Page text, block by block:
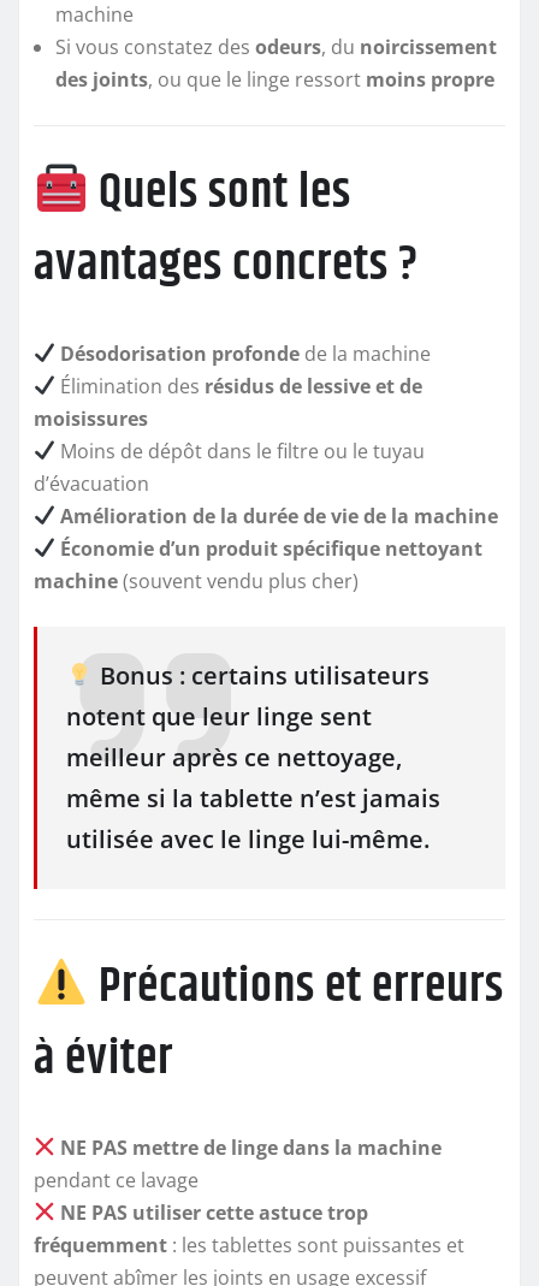
machine
Si vous constatez des odeurs, du noircissement
des joints, ou que le linge ressort moins propre
Quels sont les
avantages concrets ?
Désodorisation profonde de la machine
Élimination des résidus de lessive et de
moisissures
Moins de dépôt dans le filtre ou le tuyau
d’évacuation
Amélioration de la durée de vie de la machine
Économie d’un produit spécifique nettoyant
machine(souvent vendu plus cher)
Bonus : certains utilisateurs
notent que leur linge sent
meilleur après ce nettoyage,
même si la tablette n’est jamais
utilisée avec le linge lui-même.
Précautions et erreurs
à éviter
NE PAS mettre de linge dans la machine
pendant ce lavage
NE PAS utiliser cette astuce trop
fréquemment : les tablettes sont puissantes et
peuvent abîmer les joints en usage excessif